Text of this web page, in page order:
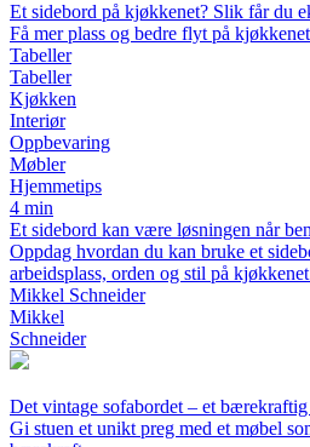
Et sidebord på kjøkkenet? Slik får du
Få mer plass og bedre flyt på
Tabeller
Tabeller
Kjøkken
Interiør
Oppbevaring
Møbler
Hjemmetips
4 min
Et sidebord kan være løsningen når
Oppdag hvordan du kan bruke et
arbeidsplass, orden og stil på
Mikkel Schneider
Mikkel
Schneider
Det vintage sofabordet – et
Gi stuen et unikt preg med et møbel